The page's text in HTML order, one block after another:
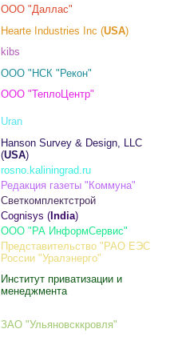
ООО "Даллас"
Hearte Industries Inc (USA)
kibs
ООО "НСК "Рекон"
ООО "ТеплоЦентр"
Uran
Hanson Survey & Design, LLC
(USA)
rosno.kaliningrad.ru
Редакция газеты "Коммуна"
Светкомплектстрой
Cognisys ( India)
ООО "РА ИнформСервис"
Представительство "РАО ЕЭС
России "Уралэнерго"
Институт приватизации и
менеджмента
ЗАО "Ульяновсккровля"